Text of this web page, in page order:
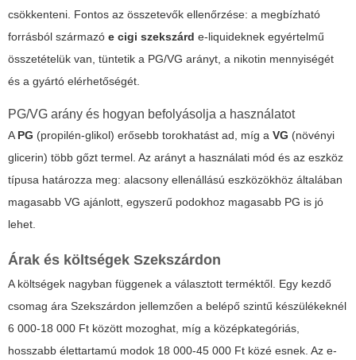
csökkenteni. Fontos az összetevők ellenőrzése: a megbízható
forrásból származó e cigi szekszárd e-liquideknek egyértelmű
összetételük van, tüntetik a PG/VG arányt, a nikotin mennyiségét
és a gyártó elérhetőségét.
PG/VG arány és hogyan befolyásolja a használatot
APG (propilén-glikol) erősebb torokhatást ad, míg a VG (növényi
glicerin) több gőzt termel. Az arányt a használati mód és az eszköz
típusa határozza meg: alacsony ellenállású eszközökhöz általában
magasabb VG ajánlott, egyszerű podokhoz magasabb PG is jó
lehet.
Árak és költségek Szekszárdon
A költségek nagyban függenek a választott terméktől. Egy kezdő
csomag ára Szekszárdon jellemzően a belépő szintű készülékeknél
6 000-18 000 Ft között mozoghat, míg a középkategóriás,
hosszabb élettartamú modok 18 000-45 000 Ft közé esnek. Az e-